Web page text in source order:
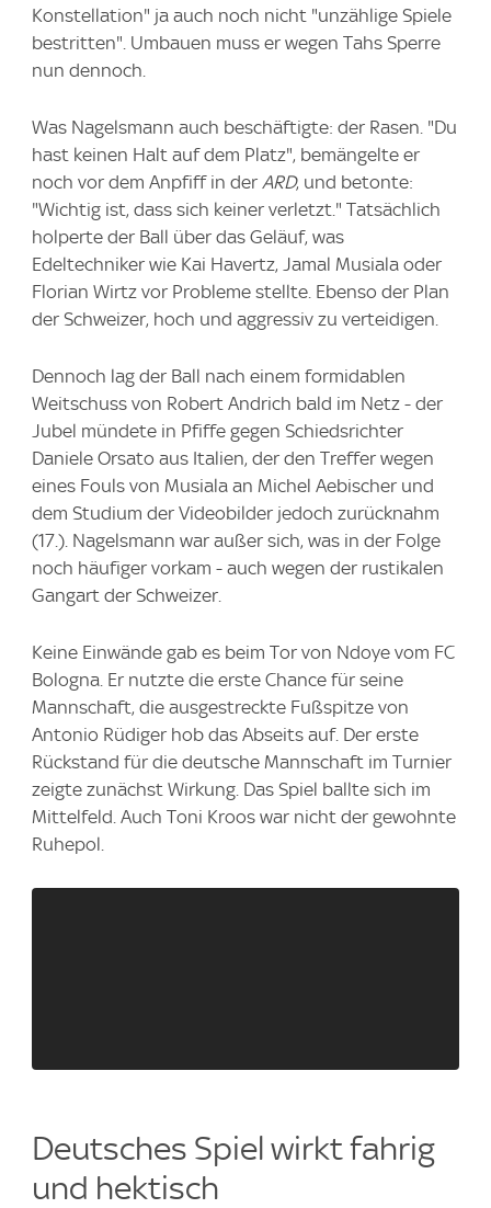
Konstellation" ja auch noch nicht "unzählige Spiele
bestritten". Umbauen muss er wegen Tahs Sperre
nun dennoch.
Was Nagelsmann auch beschäftigte: der Rasen. "Du
hast keinen Halt auf dem Platz", bemängelte er
noch vor dem Anpfiff in der ARD, und betonte:
"Wichtig ist, dass sich keiner verletzt." Tatsächlich
holperte der Ball über das Geläuf, was
Edeltechniker wie Kai Havertz, Jamal Musiala oder
Florian Wirtz vor Probleme stellte. Ebenso der Plan
der Schweizer, hoch und aggressiv zu verteidigen.
Dennoch lag der Ball nach einem formidablen
Weitschuss von Robert Andrich bald im Netz - der
Jubel mündete in Pfiffe gegen Schiedsrichter
Daniele Orsato aus Italien, der den Treffer wegen
eines Fouls von Musiala an Michel Aebischer und
dem Studium der Videobilder jedoch zurücknahm
(17.). Nagelsmann war außer sich, was in der Folge
noch häufiger vorkam - auch wegen der rustikalen
Gangart der Schweizer.
Keine Einwände gab es beim Tor von Ndoye vom FC
Bologna. Er nutzte die erste Chance für seine
Mannschaft, die ausgestreckte Fußspitze von
Antonio Rüdiger hob das Abseits auf. Der erste
Rückstand für die deutsche Mannschaft im Turnier
zeigte zunächst Wirkung. Das Spiel ballte sich im
Mittelfeld. Auch Toni Kroos war nicht der gewohnte
Ruhepol.
Deutsches Spiel wirkt fahrig
und hektisch